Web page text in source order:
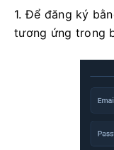
1. Để đăng ký
tương ứng trong